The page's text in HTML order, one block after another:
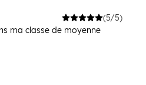
(5/5)
ma classe de moyenne